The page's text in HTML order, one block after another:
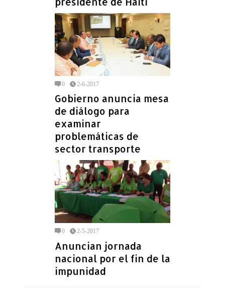
0 2-6-2017
Gobierno anuncia mesa
de diálogo para
examinar
problemáticas de
sector transporte
0 2-5-2017
Anuncian jornada
nacional por el fin de la
impunidad